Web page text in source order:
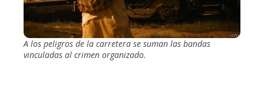
A los peligros de la carretera se suman las bandas
vinculadas al crimen organizado.